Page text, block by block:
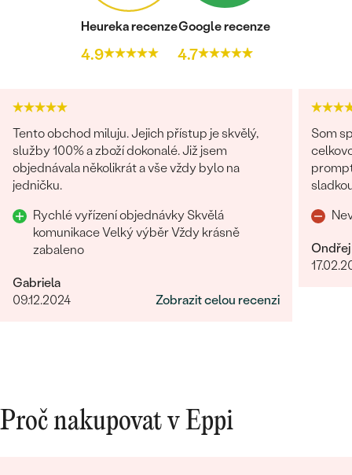
Heureka recenze
4.9
Google recenze
4.7
Tento obchod miluju. Jejich přístup je skvělý,
služby 100% a zboží dokonalé. Již jsem
objednávala několikrát a vše vždy bylo na
jedničku.
Rychlé vyřízení objednávky Skvělá
komunikace Velký výběr Vždy krásně
zabaleno
Gabriela
09.12.2024
Zobrazit celou recenzi
Som
promptná. Tovar prišiel pekne
Ondřej
Proč nakupovat v Eppi